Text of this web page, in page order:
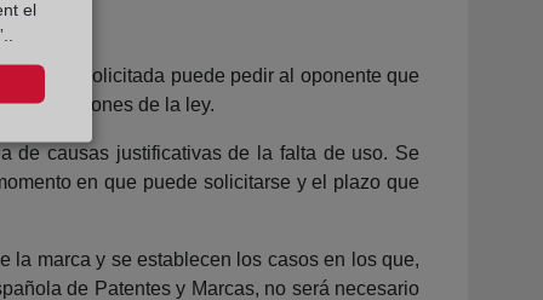
marca solicitada puede pedir al oponente que
disposiciones de la ley.
de causas justificativas de la falta de uso. Se
en que puede solicitarse y el plazo que
la marca y se establecen los casos en los que,
de Patentes y Marcas, no será necesario
el